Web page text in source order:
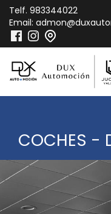
Telf. 983344022
Email:
COCHES -